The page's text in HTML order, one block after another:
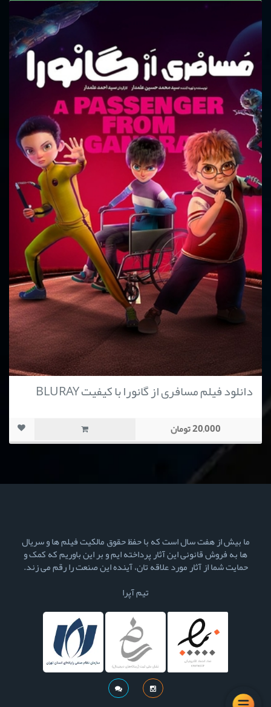
دانلود فیلم مسافری از گانورا با کیفیت BLURAY
20,000 تومان
ما بیش از هفت سال است که با حفظ حقوق مالکیت فیلم ها و سریال
ها به فروش قانونی این آثار پرداخته ایم و بر این باوریم که کمک و
حمایت شما از آثار مورد علاقه تان، آینده این صنعت را رقم می زند.
تیم آپرا